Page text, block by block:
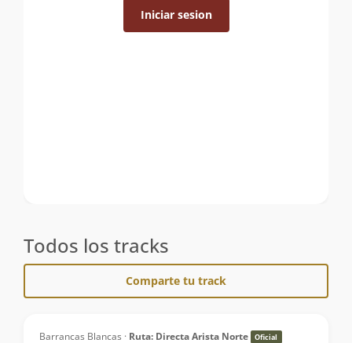
Iniciar sesion
Todos los tracks
Comparte tu track
Barrancas Blancas · Ruta: Directa Arista Norte Oficial